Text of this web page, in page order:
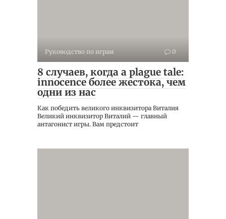
Руководство по играм 0
8 случаев, когда a plague tale:
innocence более жестока, чем
одни из нас
Как победить великого инквизитора Виталия
Великий инквизитор Виталий — главный
антагонист игры. Вам предстоит